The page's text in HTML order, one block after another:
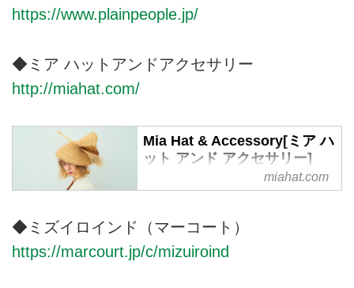
でかけがえのない１点として是⾮
https://www.plainpeople.jp/
◆ミア ハットアンドアクセサリー
http://miahat.com/
Mia Hat & Accessory[ミア ハ
ット アンド アクセサリー]
miahat.com
◆ミズイロインド（マーコート）
https://marcourt.jp/c/mizuiroind